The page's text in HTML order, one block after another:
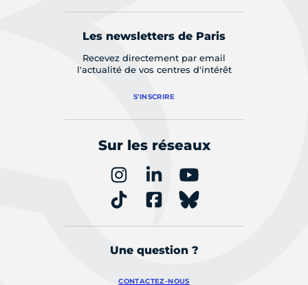
Les newsletters de Paris
Recevez directement par email
l'actualité de vos centres d'intérêt
S'INSCRIRE
Sur les réseaux
Une question ?
CONTACTEZ-NOUS